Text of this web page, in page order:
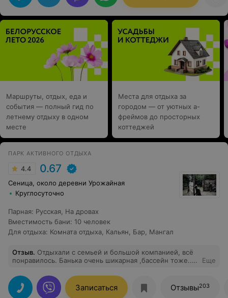
рискнуть и кайфанули по полной! Короче шикарное
место, есть все для комфортного отдыха: полотенца,
шампуни, фен, тапочки, веники, шапочки, шампуры,
дрова/угли, берите с собой плавки и больше ни о чем
не парьтесь!
Маршруты, отдых, еда и
события — полный гид по
летнему отдыху в одном
месте
Места для отдыха за
городом — от уютных а-
фреймов до просторных
коттеджей
ПАРК АКТИВНОГО ОТДЫХА
4.4 0.67
Сеница, около деревни Урожайная
Круглосуточно
Парная: Русская, На дровах
Вместимость бани: 10 человек
Для отдыха: Комната отдыха, Кальян, Бар, Мангал
Отзыв. Отдыхали с семьей и большой компанией, всё
понравилось. Банька очень шикарная ,бассейн тоже..
собрать друзей и семью и посетить Вас снова и не
один раз. Инструктора и все сотрудники очень хорошо
относятся к клиентам.
Еще
Записаться Отзывы203